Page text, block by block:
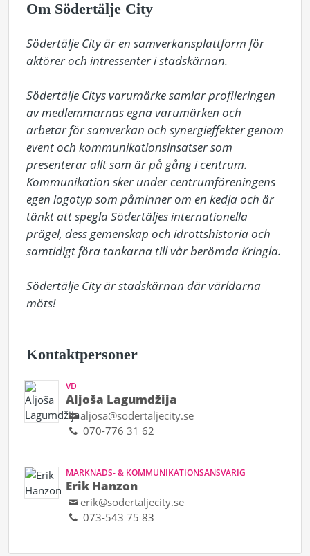
Om Södertälje City
Södertälje City är en samverkansplattform för
aktörer och intressenter i stadskärnan.
Södertälje Citys varumärke samlar profileringen
av medlemmarnas egna varumärken och
arbetar för samverkan och synergieffekter genom
event och kommunikationsinsatser som
presenterar allt som är på gång i centrum.
Kommunikation sker under centrumföreningens
egen logotyp som påminner om en kedja och är
tänkt att spegla Södertäljes internationella
prägel, dess gemenskap och idrottshistoria och
samtidigt föra tankarna till vår berömda Kringla.
Södertälje City är stadskärnan där världarna
möts!
Kontaktpersoner
VD
Aljoša Lagumdžija
aljosa@sodertaljecity.se
070-776 31 62
MARKNADS- & KOMMUNIKATIONSANSVARIG
Erik Hanzon
erik@sodertaljecity.se
073-543 75 83